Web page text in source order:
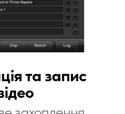
та запис